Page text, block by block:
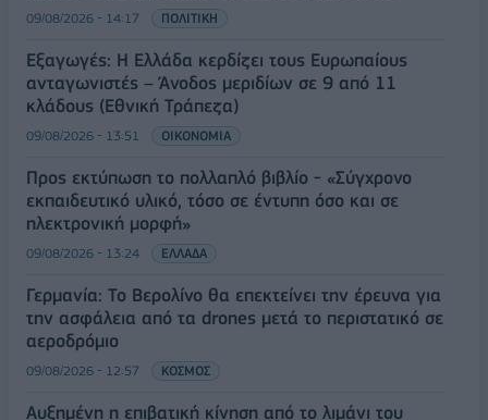
09/08/2026 - 14:17 ΠΟΛΙΤΙΚΗ
Εξαγωγές: Η Ελλάδα κερδίζει τους Ευρωπαίους
ανταγωνιστές – Άνοδος μεριδίων σε 9 από 11
κλάδους (Εθνική Τράπεζα)
09/08/2026 - 13:51 ΟΙΚΟΝΟΜΙΑ
Προς εκτύπωση το πολλαπλό βιβλίο - «Σύγχρονο
εκπαιδευτικό υλικό, τόσο σε έντυπη όσο και σε
ηλεκτρονική μορφή»
09/08/2026 - 13:24 ΕΛΛΑΔΑ
Γερμανία: Το Βερολίνο θα επεκτείνει την έρευνα για
την ασφάλεια από τα drones μετά το περιστατικό σε
αεροδρόμιο
09/08/2026 - 12:57 ΚΟΣΜΟΣ
Αυξημένη η επιβατική κίνηση από το λιμάνι του